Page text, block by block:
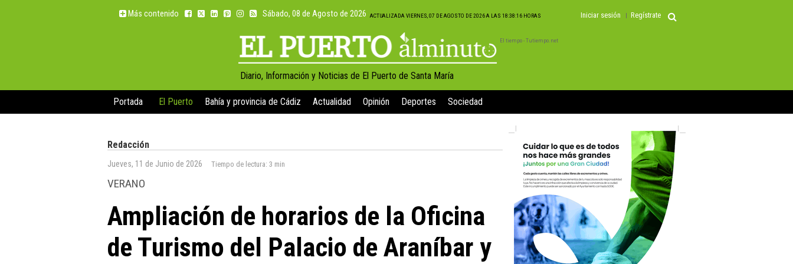
Más contenido Sábado, 08 de Agosto de 2026 ACTUALIZADA VIERNES, 07 DE AGOSTO DE 2026 A LAS 18:38:16 HORAS Iniciar sesión Regístrate
Diario, Información y Noticias de El Puerto de Santa María
El tiempo - Tutiempo.net
Portada El Puerto Bahía y provincia de Cádiz Actualidad Opinión Deportes Sociedad
Redacción
Jueves, 11 de Junio de 2026 Tiempo de lectura: 3 min
VERANO
Ampliación de horarios de la Oficina
de Turismo del Palacio de Araníbar y